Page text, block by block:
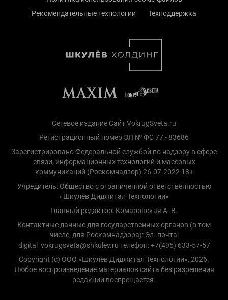
Рекомендательные технологии
Техподдержка
Сетевое издание Сайт VokrugSveta.ru
Регистрационный номер ЭЛ № ФС 77 - 83686
Зарегистрировано Федеральной службой по надзору в сфере
связи, информационных технологий и массовых
коммуникаций (Роскомнадзор) 26.07.2022 18+
Учредитель: Общество с ограниченной ответственностью
«Шкулёв Диджитал Технологии»
Главный редактор: Комаровская А. В.
Контактные данные для государственных органов (в том
числе, для Роскомнадзора): Эл. почта:
digital_vokrugsveta@shkulev.ru телефон: +7(495) 633-57-57
Copyright (с) ООО «Шкулёв Диджитал Технологии», 2026.
Любое воспроизведение материалов сайта без разрешения
редакции воспрещается.